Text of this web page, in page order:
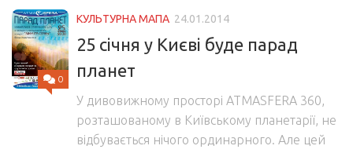
0
КУЛЬТУРНА МАПА 24.01.2014
25 січня у Києві буде парад
планет
У дивовижному просторі ATMASFERA 360,
розташованому в Київському планетарії, не
відбувається нічого ординарного. Але цей